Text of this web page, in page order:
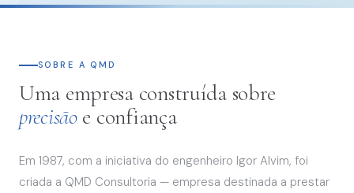
SOBRE A QMD
Uma empresa construída sobre
precisãoe confiança
Em 1987, com a iniciativa do engenheiro Igor Alvim, foi
criada a QMD Consultoria — empresa destinada a prestar